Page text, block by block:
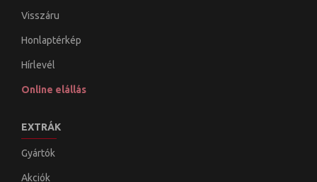
Visszáru
Honlaptérkép
Hírlevél
Online elállás
EXTRÁK
Gyártók
Akciók